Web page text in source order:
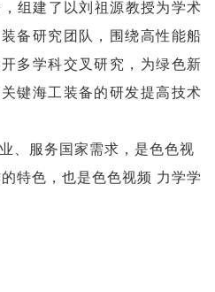
建了以刘祖源教授为学术
备研究团队，围绕高性能船
多学科交叉研究，为绿色新
键海工装备的研发提高技术
服务国家需求，是色色视
特色，也是色色视频 力学学